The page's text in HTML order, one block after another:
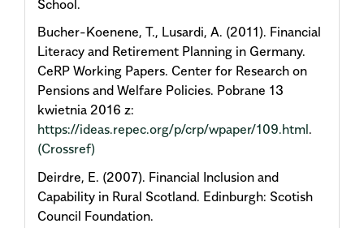
School.
Bucher-Koenene, T., Lusardi, A. (2011). Financial
Literacy and Retirement Planning in Germany.
CeRP Working Papers. Center for Research on
Pensions and Welfare Policies. Pobrane 13
kwietnia 2016 z:
https://ideas.repec.org/p/crp/wpaper/109.html.
(Crossref)
Deirdre, E. (2007). Financial Inclusion and
Capability in Rural Scotland. Edinburgh: Scotish
Council Foundation.